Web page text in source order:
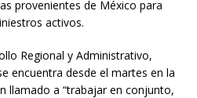
provenientes de México para
activos.
Regional y Administrativo,
encuentra desde el martes en la
llamado a “trabajar en conjunto,